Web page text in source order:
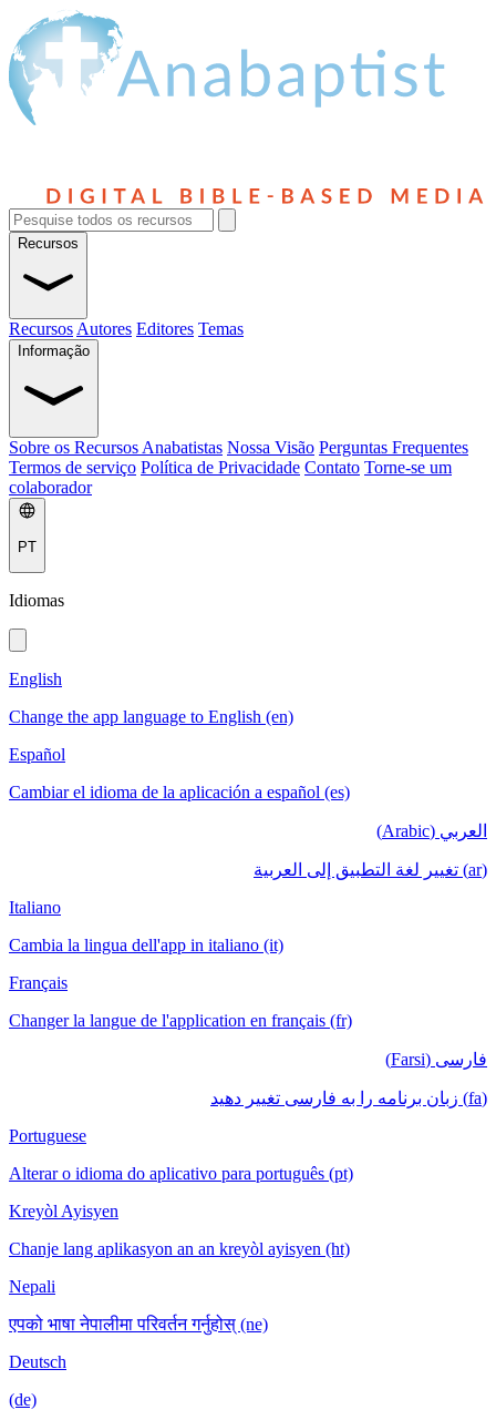
Recursos
Recursos Autores Editores Temas
Informação
Sobre os Recursos Anabatistas Nossa Visão Perguntas Frequentes
Termos de serviço Política de Privacidade Contato Torne-se um
colaborador
PT
Idiomas
English
Change the app language to English (en)
Español
Cambiar el idioma de la aplicación a español (es)
العربي (Arabic)
(ar) تغيير لغة التطبيق إلى العربية
Italiano
Cambia la lingua dell'app in italiano (it)
Français
Changer la langue de l'application en français (fr)
فارسی (Farsi)
(fa) زبان برنامه را به فارسی تغییر دهید
Portuguese
Alterar o idioma do aplicativo para português (pt)
Kreyòl Ayisyen
Chanje lang aplikasyon an an kreyòl ayisyen (ht)
Nepali
एपको भाषा नेपालीमा परिवर्तन गर्नुहोस् (ne)
Deutsch
(de)